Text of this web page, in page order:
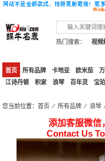
热门搜索：
视频
首页 所有品牌 卡地亚 欧米茄
江诗丹顿
积家 浪琴 百年灵 宝珀
您当前位置：首页 ⁄所有品牌 ⁄浪琴
添加客服微信
Contact Us